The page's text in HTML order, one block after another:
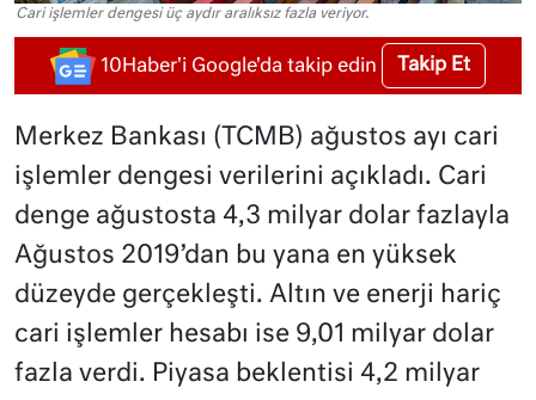
Cari işlemler dengesi üç aydır aralıksız fazla veriyor.
10Haber'i Google'da takip edin Takip Et
Merkez Bankası (TCMB) ağustos ayı cari
işlemler dengesi verilerini açıkladı. Cari
denge ağustosta 4,3 milyar dolar fazlayla
Ağustos 2019’dan bu yana en yüksek
düzeyde gerçekleşti. Altın ve enerji hariç
cari işlemler hesabı ise 9,01 milyar dolar
fazla verdi. Piyasa beklentisi 4,2 milyar